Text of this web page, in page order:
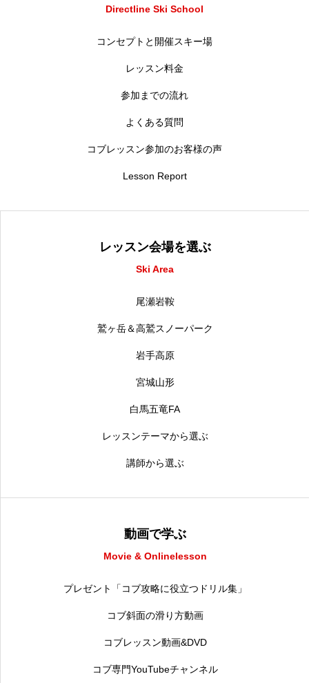
Directline Ski School
コンセプトと開催スキー場
レッスン料金
参加までの流れ
よくある質問
コブレッスン参加のお客様の声
Lesson Report
レッスン会場を選ぶ
Ski Area
尾瀬岩鞍
鷲ヶ岳＆高鷲スノーパーク
岩手高原
宮城山形
白馬五竜FA
レッスンテーマから選ぶ
講師から選ぶ
動画で学ぶ
Movie & Onlinelesson
プレゼント「コブ攻略に役立つドリル集」
コブ斜面の滑り方動画
コブレッスン動画&DVD
コブ専門YouTubeチャンネル